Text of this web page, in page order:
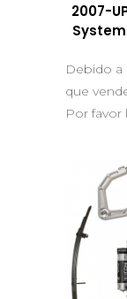
2007-
Debido a
que
Por favor